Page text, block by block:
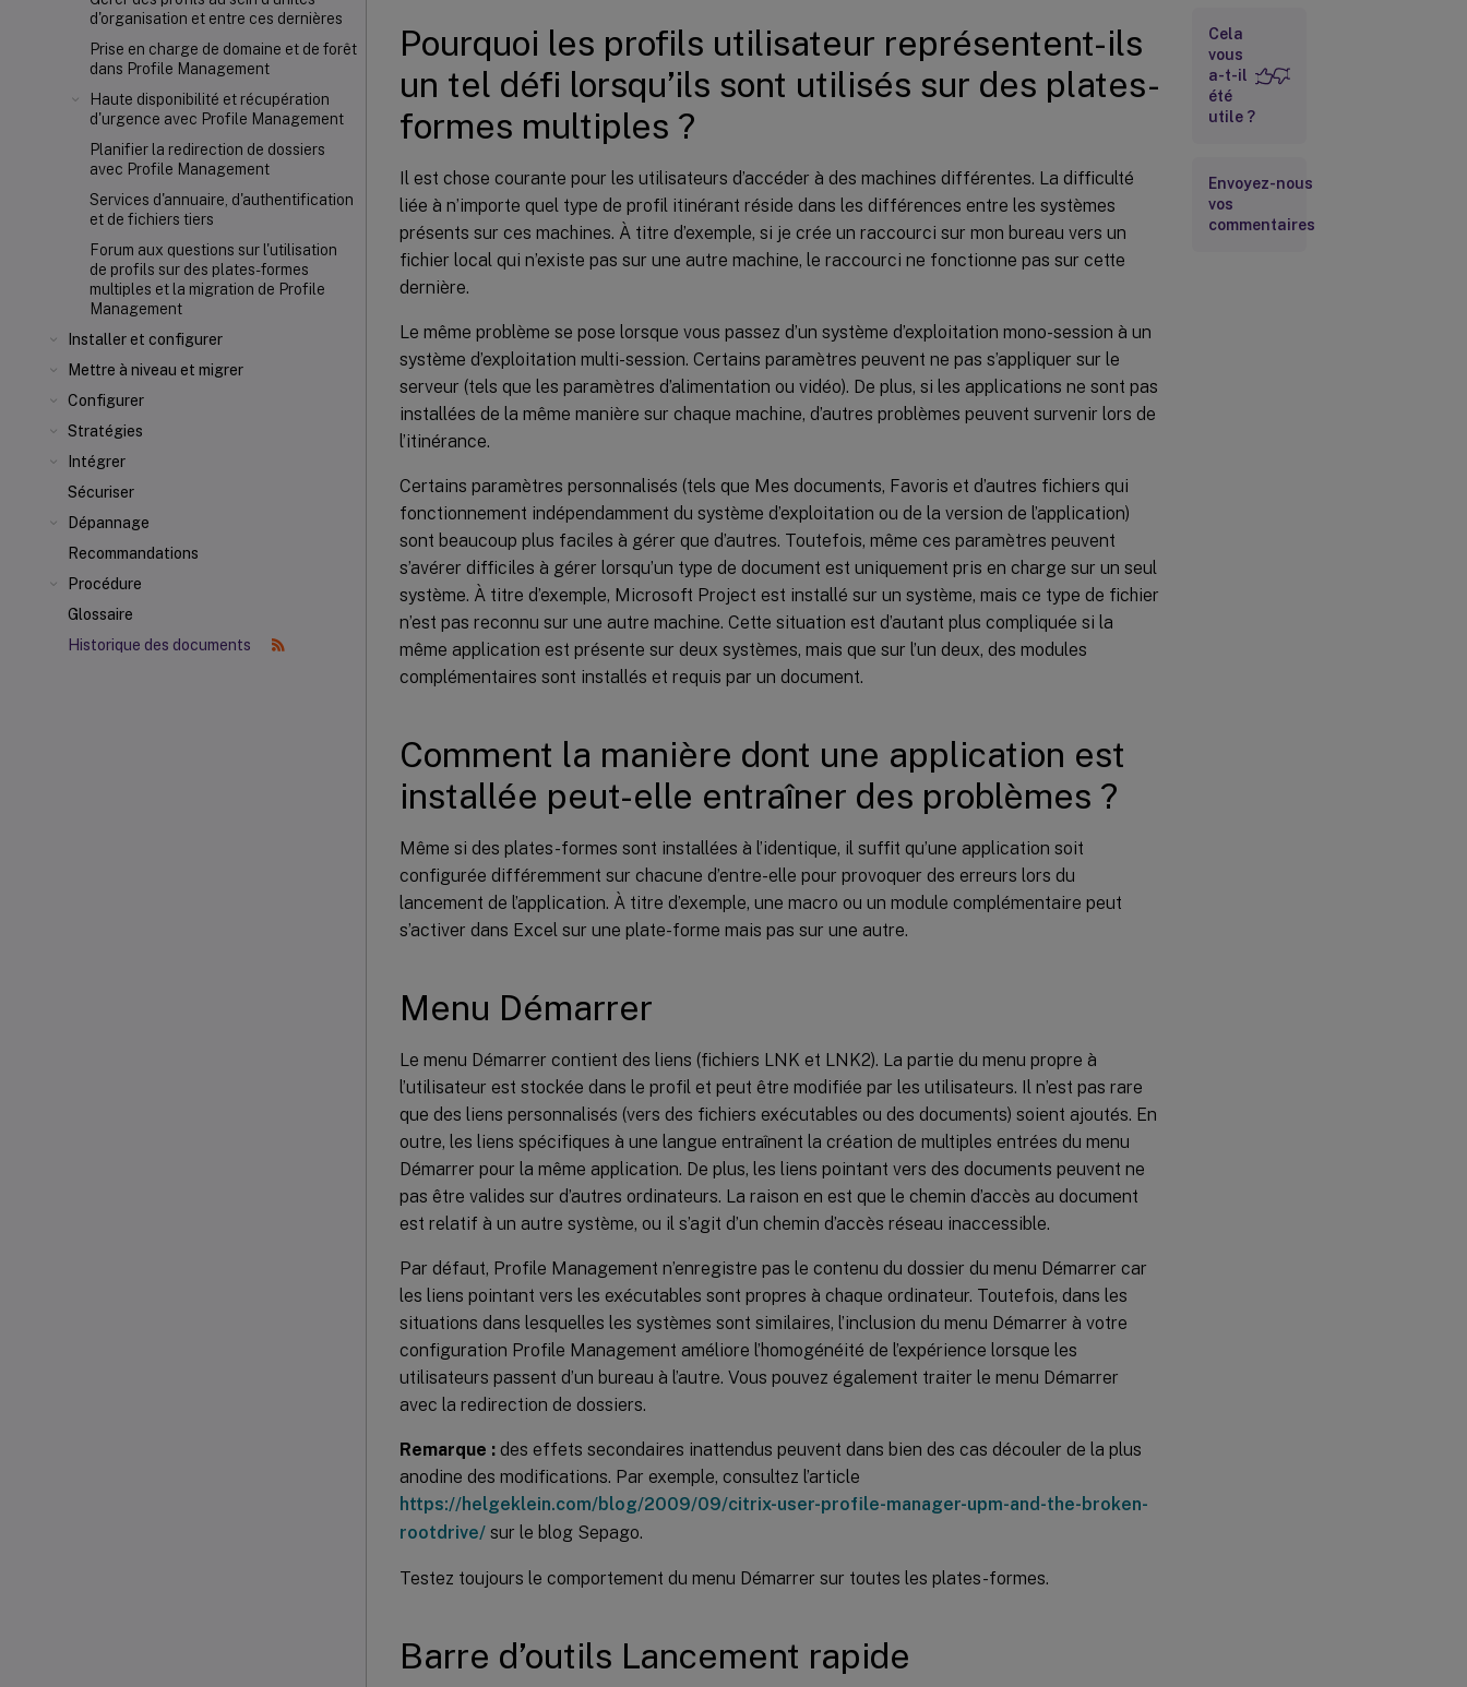
d'organisation et entre ces dernières
Prise en charge de domaine et de forêt
dans Profile Management
Haute disponibilité et récupération
d'urgence avec Profile Management
Planifier la redirection de dossiers
avec Profile Management
Services d'annuaire, d'authentification
et de fichiers tiers
Forum aux questions sur l'utilisation
de profils sur des plates-formes
multiples et la migration de Profile
Management
Installer et configurer
Mettre à niveau et migrer
Configurer
Stratégies
Intégrer
Sécuriser
Dépannage
Recommandations
Procédure
Glossaire
Historique des documents
Pourquoi les profils utilisateur représentent-ils
un tel défi lorsqu’ils sont utilisés sur des plates-
formes multiples ?
Il est chose courante pour les utilisateurs d’accéder à des machines différentes. La difficulté
liée à n’importe quel type de profil itinérant réside dans les différences entre les systèmes
présents sur ces machines. À titre d’exemple, si je crée un raccourci sur mon bureau vers un
fichier local qui n’existe pas sur une autre machine, le raccourci ne fonctionne pas sur cette
dernière.
Le même problème se pose lorsque vous passez d’un système d’exploitation mono-session à un
système d’exploitation multi-session. Certains paramètres peuvent ne pas s’appliquer sur le
serveur (tels que les paramètres d’alimentation ou vidéo). De plus, si les applications ne sont pas
installées de la même manière sur chaque machine, d’autres problèmes peuvent survenir lors de
l’itinérance.
Certains paramètres personnalisés (tels que Mes documents, Favoris et d’autres fichiers qui
fonctionnement indépendamment du système d’exploitation ou de la version de l’application)
sont beaucoup plus faciles à gérer que d’autres. Toutefois, même ces paramètres peuvent
s’avérer difficiles à gérer lorsqu’un type de document est uniquement pris en charge sur un seul
système. À titre d’exemple, Microsoft Project est installé sur un système, mais ce type de fichier
n’est pas reconnu sur une autre machine. Cette situation est d’autant plus compliquée si la
même application est présente sur deux systèmes, mais que sur l’un deux, des modules
complémentaires sont installés et requis par un document.
Comment la manière dont une application est
installée peut-elle entraîner des problèmes ?
Même si des plates-formes sont installées à l’identique, il suffit qu’une application soit
configurée différemment sur chacune d’entre-elle pour provoquer des erreurs lors du
lancement de l’application. À titre d’exemple, une macro ou un module complémentaire peut
s’activer dans Excel sur une plate-forme mais pas sur une autre.
Menu Démarrer
Le menu Démarrer contient des liens (fichiers LNK et LNK2). La partie du menu propre à
l’utilisateur est stockée dans le profil et peut être modifiée par les utilisateurs. Il n’est pas rare
que des liens personnalisés (vers des fichiers exécutables ou des documents) soient ajoutés. En
outre, les liens spécifiques à une langue entraînent la création de multiples entrées du menu
Démarrer pour la même application. De plus, les liens pointant vers des documents peuvent ne
pas être valides sur d’autres ordinateurs. La raison en est que le chemin d’accès au document
est relatif à un autre système, ou il s’agit d’un chemin d’accès réseau inaccessible.
Par défaut, Profile Management n’enregistre pas le contenu du dossier du menu Démarrer car
les liens pointant vers les exécutables sont propres à chaque ordinateur. Toutefois, dans les
situations dans lesquelles les systèmes sont similaires, l’inclusion du menu Démarrer à votre
configuration Profile Management améliore l’homogénéité de l’expérience lorsque les
utilisateurs passent d’un bureau à l’autre. Vous pouvez également traiter le menu Démarrer
avec la redirection de dossiers.
Remarque : des effets secondaires inattendus peuvent dans bien des cas découler de la plus
anodine des modifications. Par exemple, consultez l’article
https://helgeklein.com/blog/2009/09/citrix-user-profile-manager-upm-and-the-broken-
rootdrive/ sur le blog Sepago.
Testez toujours le comportement du menu Démarrer sur toutes les plates-formes.
Barre d’outils Lancement rapide
Comment
la manière
dont une
application
est
installée
des
problèmes
?
Cela
vous
a-t-il
été
utile ?
Envoyez-nous
vos
commentaires